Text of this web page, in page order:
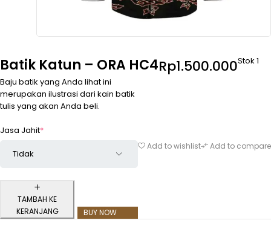
Batik Katun – ORA HC4Rp1.500.000Stok 1
Baju batik yang Anda lihat ini
merupakan ilustrasi dari kain batik
tulis yang akan Anda beli.
Jasa Jahit*
TAMBAH KE
KERANJANG
BUY NOW
Add to wishlist Add to compare